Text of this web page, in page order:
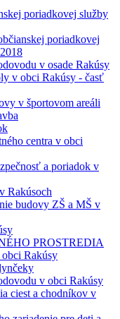
poriadkovej služby
poriadkovej
v osade Rakúsy
v obci Rakúsy - časť
v športovom areáli
centra v obci
a poriadok v
Rakúsoch
budovy ZŠ a MŠ v
PROSTREDIA
obci Rakúsy
v obci Rakúsy
ciest a chodníkov v